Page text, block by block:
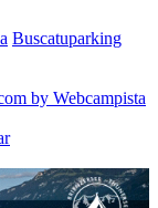
Buscatuparking
by Webcampista